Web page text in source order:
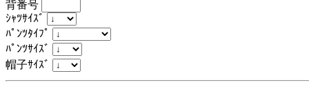
背番号
ｼｬﾂｻｲｽﾞ
ﾊﾟﾝﾂﾀｲﾌﾟ
ﾊﾟﾝﾂｻｲｽﾞ
帽子ｻｲｽﾞ